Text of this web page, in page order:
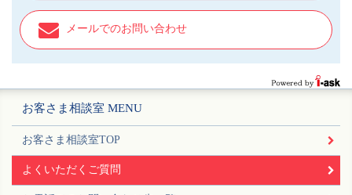
メールでのお問い合わせ
お客さま相談室 MENU
お客さま相談室TOP
よくいただくご質問